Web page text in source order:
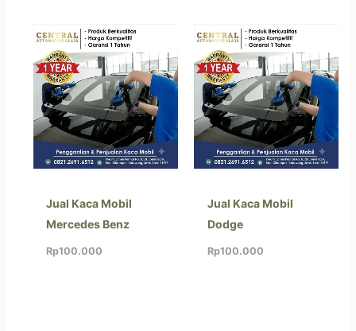
Jual Kaca Mobil
Mercedes Benz
Rp100.000
Jual Kaca Mobil
Dodge
Rp100.000